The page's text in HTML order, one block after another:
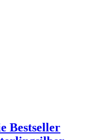
Bestseller